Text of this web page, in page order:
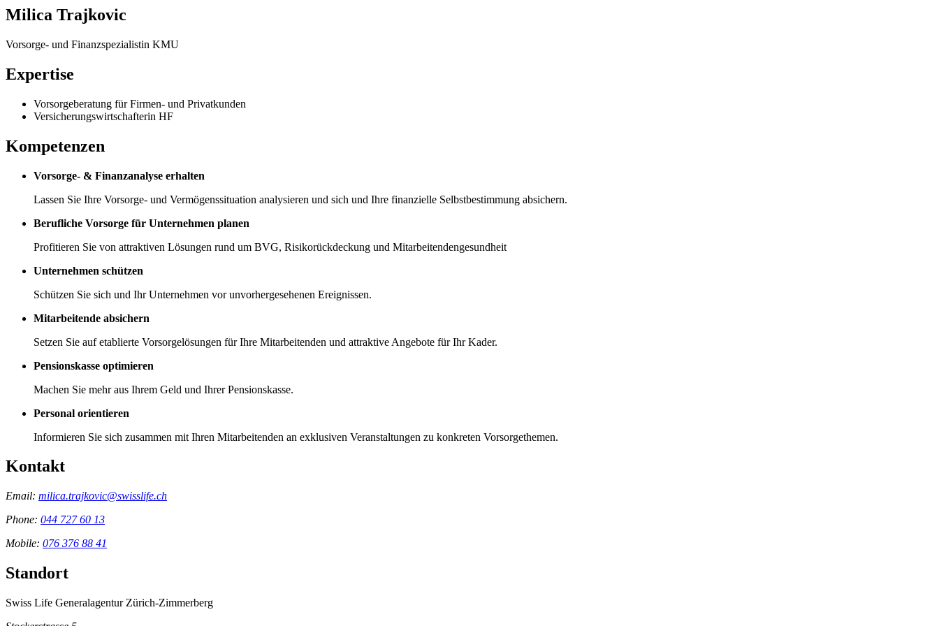
Milica Trajkovic
Vorsorge- und Finanzspezialistin KMU
Expertise
Vorsorgeberatung für Firmen- und Privatkunden
Versicherungswirtschafterin HF
Kompetenzen
Vorsorge- & Finanzanalyse erhalten
Lassen Sie Ihre Vorsorge- und Vermögenssituation analysieren und sich und Ihre finanzielle Selbstbestimmung absichern.
Berufliche Vorsorge für Unternehmen planen
Profitieren Sie von attraktiven Lösungen rund um BVG, Risikorückdeckung und Mitarbeitendengesundheit
Unternehmen schützen
Schützen Sie sich und Ihr Unternehmen vor unvorhergesehenen Ereignissen.
Mitarbeitende absichern
Setzen Sie auf etablierte Vorsorgelösungen für Ihre Mitarbeitenden und attraktive Angebote für Ihr Kader.
Pensionskasse optimieren
Machen Sie mehr aus Ihrem Geld und Ihrer Pensionskasse.
Personal orientieren
Informieren Sie sich zusammen mit Ihren Mitarbeitenden an exklusiven Veranstaltungen zu konkreten Vorsorgethemen.
Kontakt
Email: milica.trajkovic@swisslife.ch
Phone: 044 727 60 13
Mobile: 076 376 88 41
Standort
Swiss Life Generalagentur Zürich-Zimmerberg